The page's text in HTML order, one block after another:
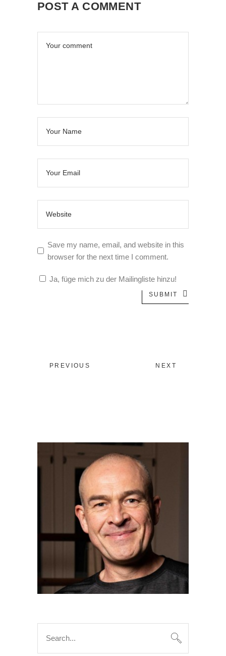
POST A COMMENT
Save my name, email, and website in this
browser for the next time I comment.
Ja, füge mich zu der Mailingliste hinzu!
SUBMIT
PREVIOUS NEXT
for: